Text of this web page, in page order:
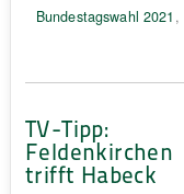
Bundestagswahl 2021 ,
TV-Tipp:
Feldenkirchen
trifft Habeck